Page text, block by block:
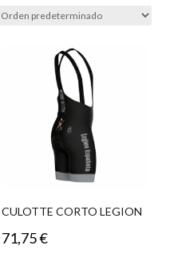
CULOTTE CORTO LEGION
71,75€